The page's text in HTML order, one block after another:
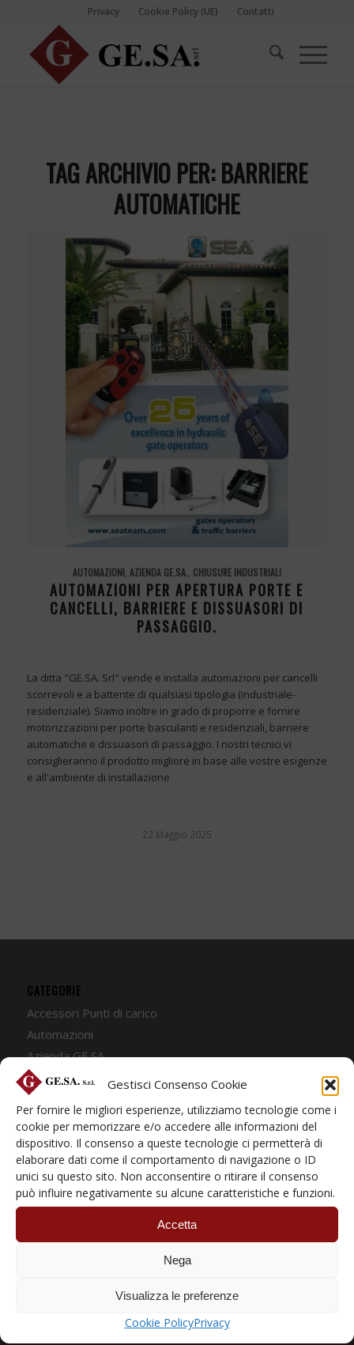
Gestisci Consenso Cookie
Per fornire le migliori esperienze, utilizziamo tecnologie come i
cookie per memorizzare e/o accedere alle informazioni del
dispositivo. Il consenso a queste tecnologie ci permetterà di
elaborare dati come il comportamento di navigazione o ID
unici su questo sito. Non acconsentire o ritirare il consenso
può influire negativamente su alcune caratteristiche e funzioni.
Accetta
Nega
Visualizza le preferenze
Cookie PolicyPrivacy
Privacy Cookie Policy (UE) Contatti
TAG ARCHIVIO PER:BARRIERE
AUTOMATICHE
AUTOMAZIONI, AZIENDA GE.SA. CHIUSURE INDUSTRIALI
AUTOMAZIONI PER APERTURA PORTE E
CANCELLI, BARRIERE E DISSUASORI DI
PASSAGGIO.
La ditta "GE.SA. Srl" vende e installa automazioni per cancelli
scorrevoli e a battente di qualsiasi tipologia (industriale-
residenziale). Siamo inoltre in grado di proporre e fornire
motorizzazioni per porte basculanti e residenziali, barriere
automatiche e dissuasori di passaggio. I nostri tecnici vi
consiglieranno il prodotto migliore in base alle vostre esigenze
e all'ambiente di installazione
22 Maggio 2025
CATEGORIE
Accessori Punti di carico
Automazioni
Azienda GE.SA.
Chiusure industriali
Coperture Industriali
Coperture Mobili
Coperture Pannellate
I portali sigillanti
Porte a libro
Porte Rapide
Portoni Basculanti
Prodotti Industriali